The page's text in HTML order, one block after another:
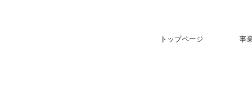
トップページ 事